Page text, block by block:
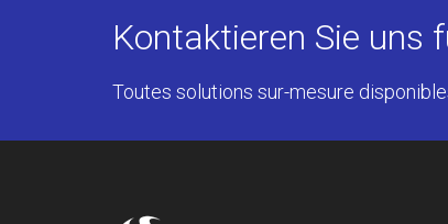
Kontaktieren Sie uns
Toutes solutions sur-mesure